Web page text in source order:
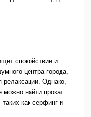
спокойствие и
центра города,
Однако,
можно найти прокат
как серфинг и